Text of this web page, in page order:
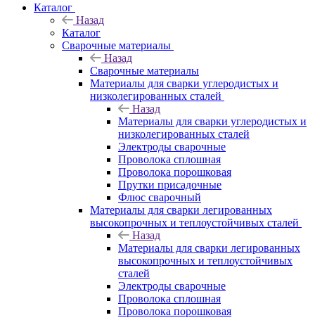
Каталог
Назад
Каталог
Сварочные материалы
Назад
Сварочные материалы
Материалы для сварки углеродистых и
низколегированных сталей
Назад
Материалы для сварки углеродистых и
низколегированных сталей
Электроды сварочные
Проволока сплошная
Проволока порошковая
Прутки присадочные
Флюс сварочный
Материалы для сварки легированных
высокопрочных и теплоустойчивых сталей
Назад
Материалы для сварки легированных
высокопрочных и теплоустойчивых
сталей
Электроды сварочные
Проволока сплошная
Проволока порошковая